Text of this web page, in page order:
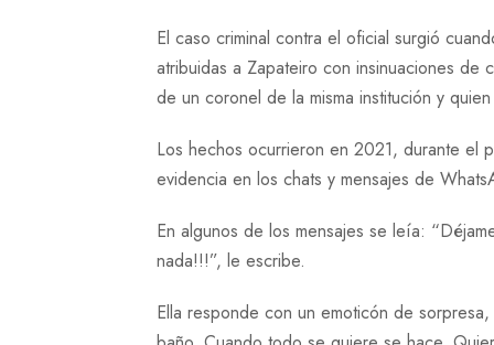
El caso criminal contra el oficial surgió
atribuidas a Zapateiro con insinuaciones de
de un coronel de la misma institución y
Los hechos ocurrieron en 2021, durante el
evidencia en los chats y mensajes de
En algunos de los mensajes se leía:
nada!!!”, le escribe.
Ella responde con un emoticón de